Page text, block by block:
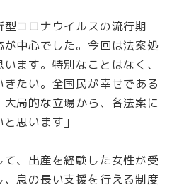
型コロナウイルスの流行期
中心でした。今回は法案処
ます。特別なことはなく、
たい。全国民が幸せである
局的な立場から、各法案に
思います」
、出産を経験した女性が受
息の長い支援を行える制度